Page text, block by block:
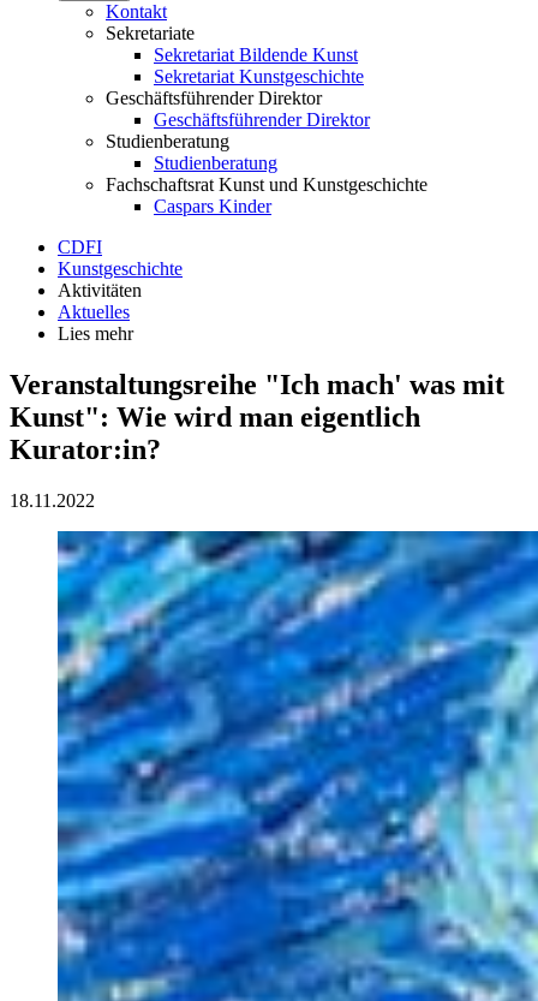
Kontakt
Sekretariate
Sekretariat Bildende Kunst
Sekretariat Kunstgeschichte
Geschäftsführender Direktor
Geschäftsführender Direktor
Studienberatung
Studienberatung
Fachschaftsrat Kunst und Kunstgeschichte
Caspars Kinder
CDFI
Kunstgeschichte
Aktivitäten
Aktuelles
Lies mehr
Veranstaltungsreihe "Ich mach' was mit
Kunst": Wie wird man eigentlich
Kurator:in?
18.11.2022